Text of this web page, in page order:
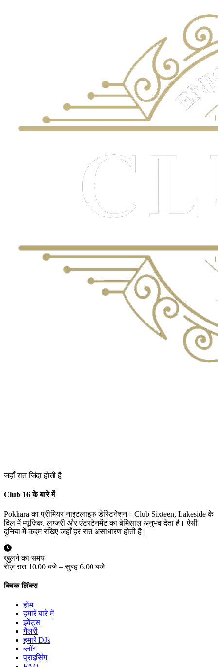
जहाँ रात जिंदा होती है
Club 16 के बारे में
Pokhara का प्रीमियर नाइटलाइफ डेस्टिनेशन। Club Sixteen, Lakeside के
दिल में म्यूज़िक, लग्जरी और एंटरटेनमेंट का बेमिसाल अनुभव देता है। ऐसी
दुनिया में कदम रखिए जहाँ हर रात असाधारण होती है।
खुलने का समय
रोज़ रात 10:00 बजे – सुबह 6:00 बजे
क्विक लिंक्स
होम
हमारे बारे में
इवेंट्स
गैलरी
हमारे DJs
ब्लॉग
प्राइसिंग